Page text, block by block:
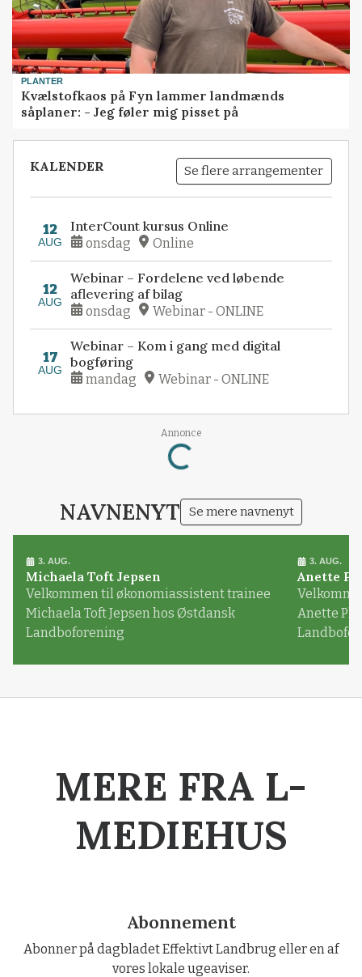
PLANTER
Kvælstofkaos på Fyn lammer landmænds
såplaner: - Jeg føler mig pisset på
KALENDER Se flere arrangementer
12
AUG
InterCount kursus Online
onsdag Online
12
AUG
Webinar – Fordelene ved løbende
aflevering af bilag
onsdag Webinar - ONLINE
17
AUG
Webinar – Kom i gang med digital
bogføring
mandag Webinar - ONLINE
Annonce
Loading...
NAVNENYT Se mere navnenyt
3. AUG.
Michaela Toft Jepsen
Velkommen til økonomiassistent trainee
Michaela Toft Jepsen hos Østdansk
Landboforening
3. AUG.
Anette
Anette
MERE FRA L-
MEDIEHUS
Abonnement
Abonner på dagbladet Effektivt Landbrug eller en af
vores lokale ugeaviser.